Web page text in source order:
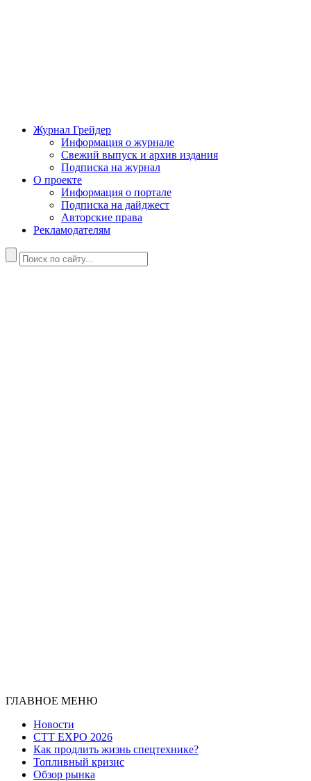
Журнал Грейдер
Информация о журнале
Свежий выпуск и архив издания
Подписка на журнал
О проекте
Информация о портале
Подписка на дайджест
Авторские права
Рекламодателям
ГЛАВНОЕ МЕНЮ
Новости
CTT EXPO 2026
Как продлить жизнь спецтехнике?
Топливный кризис
Обзор рынка